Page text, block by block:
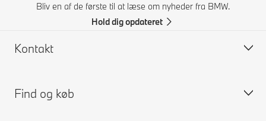
Bliv en af de første til at læse om nyheder fra BMW.
Hold dig opdateret
Kontakt
Kontakt BMW
Find og køb